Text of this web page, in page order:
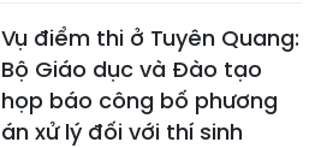
Vụ điểm thi ở Tuyên Quang:
Bộ Giáo dục và Đào tạo
họp báo công bố phương
án xử lý đối với thí sinh